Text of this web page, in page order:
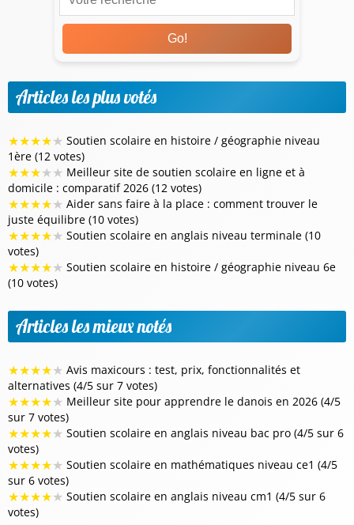
Go!
Articles les plus votés
★★★★★ Soutien scolaire en histoire / géographie niveau
1ère (12 votes)
★★★★★ Meilleur site de soutien scolaire en ligne et à
domicile : comparatif 2026 (12 votes)
★★★★★ Aider sans faire à la place : comment trouver le
juste équilibre (10 votes)
★★★★★ Soutien scolaire en anglais niveau terminale (10
votes)
★★★★★ Soutien scolaire en histoire / géographie niveau 6e
(10 votes)
Articles les mieux notés
★★★★★ Avis maxicours : test, prix, fonctionnalités et
alternatives (4/5 sur 7 votes)
★★★★★ Meilleur site pour apprendre le danois en 2026 (4/5
sur 7 votes)
★★★★★ Soutien scolaire en anglais niveau bac pro (4/5 sur 6
votes)
★★★★★ Soutien scolaire en mathématiques niveau ce1 (4/5
sur 6 votes)
★★★★★ Soutien scolaire en anglais niveau cm1 (4/5 sur 6
votes)